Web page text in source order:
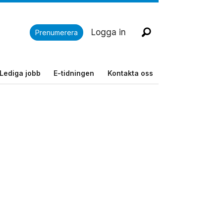
Prenumerera Logga in
Lediga jobb E-tidningen Kontakta oss